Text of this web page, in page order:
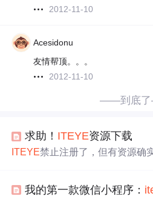
2012-11-10
Acesidonu
友情帮顶。。。
2012-11-10
——到底
求助！ ITEYE资源下载
ITEYE禁止注册了，但有资源确
万分感谢！！！！！！ 欢迎使用
我的第一款微信小程序：